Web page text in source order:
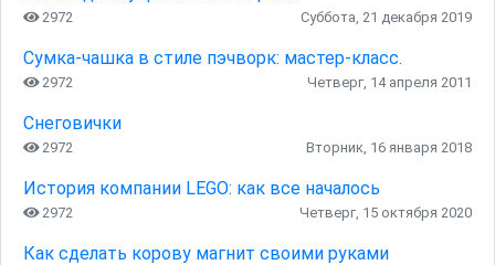
2972 Суббота, 21 декабря 2019
Сумка-чашка в стиле пэчворк: мастер-класс.
2972 Четверг, 14 апреля 2011
Снеговички
2972 Вторник, 16 января 2018
История компании LEGO: как все началось
2972 Четверг, 15 октября 2020
Как сделать корову магнит своими руками